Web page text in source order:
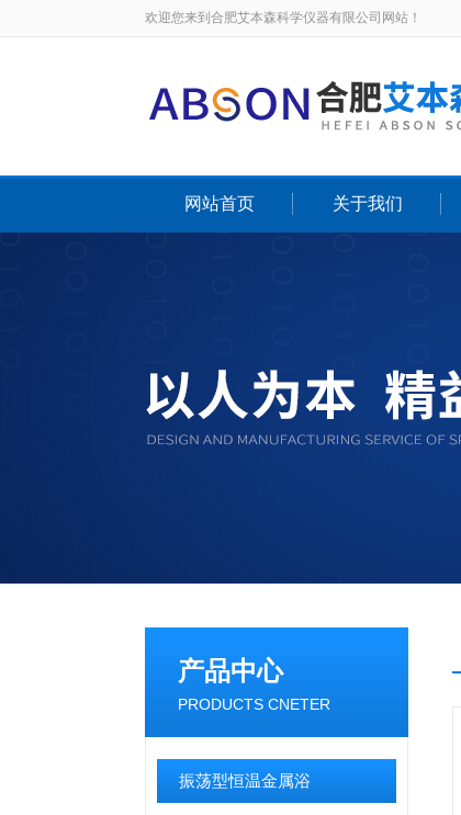
欢迎您来到合肥艾本森科学仪器有限公司网站！
网站首页 关于我们
产品中心
PRODUCTS CNETER
振荡型恒温金属浴